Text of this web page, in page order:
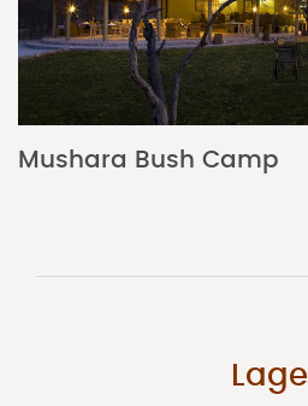
Mushara Bush Camp
Lage